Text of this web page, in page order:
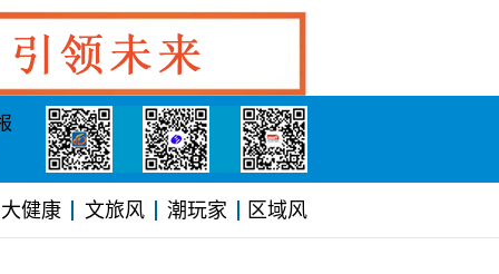
大健康 文旅风 潮玩家 区域风